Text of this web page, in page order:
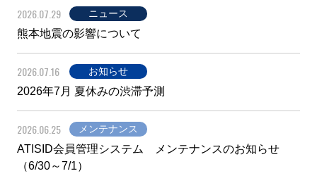
2026.07.29 ニュース
熊本地震の影響について
2026.07.16 お知らせ
2026年7月 夏休みの渋滞予測
2026.06.25 メンテナンス
ATISID会員管理システム メンテナンスのお知らせ
（6/30～7/1）